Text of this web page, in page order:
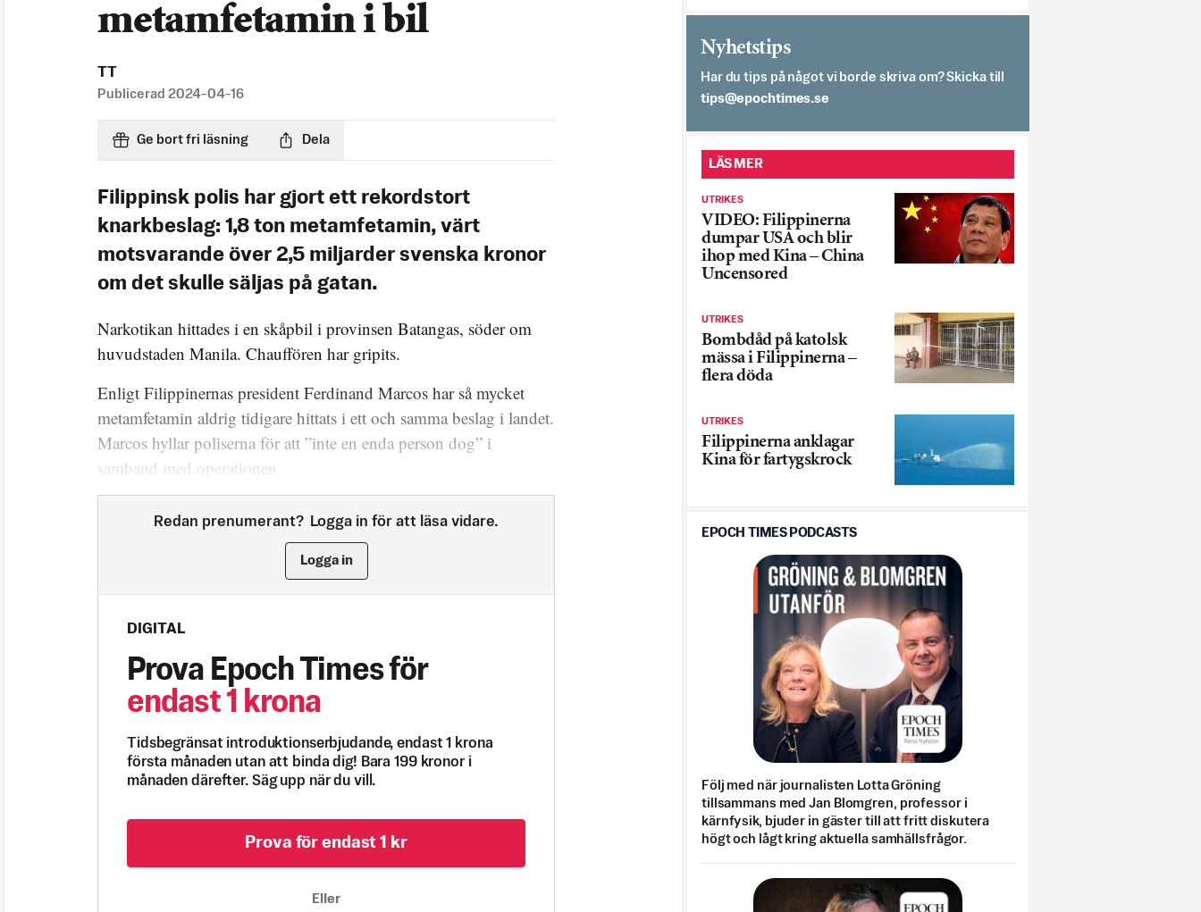
metamfetamin i bil
TT
Publicerad 2024-04-16
Ge bort fri läsning Dela
Filippinsk polis har gjort ett rekordstort
knarkbeslag: 1,8 ton metamfetamin, värt
motsvarande över 2,5 miljarder svenska kronor
om det skulle säljas på gatan.
Narkotikan hittades i en skåpbil i provinsen Batangas, söder om
huvudstaden Manila. Chauffören har gripits.
Enligt Filippinernas president Ferdinand Marcos har så mycket
metamfetamin aldrig tidigare hittats i ett och samma beslag i landet.
Marcos hyllar poliserna för att ”inte en enda person dog” i
samband med operationen.
Redan prenumerant? Logga in för att läsa vidare.
Logga in
DIGITAL
Prova Epoch Times för
endast 1 krona
Tidsbegränsat introduktionserbjudande, endast 1 krona
första månaden utan att binda dig! Bara 199 kronor i
månaden därefter. Säg upp när du vill.
Prova för endast 1 kr
Eller
Nyhetstips
Har du tips på något vi borde skriva om? Skicka till
es.semithcope@spit
LÄS MER
UTRIKES
VIDEO: Filippinerna
dumpar USA och blir
ihop med Kina – China
Uncensored
UTRIKES
Bombdåd på katolsk
mässa i Filippinerna –
flera döda
UTRIKES
Filippinerna anklagar
Kina för fartygskrock
EPOCH TIMES PODCASTS
Följ med när journalisten Lotta Gröning
tillsammans med Jan Blomgren, professor i
kärnfysik, bjuder in gäster till att fritt diskutera
högt och lågt kring aktuella samhällsfrågor.